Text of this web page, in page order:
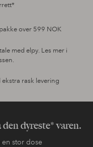
over 599 NOK
med elpy. Les mer i
rask levering
dyreste* varen.
stor dose